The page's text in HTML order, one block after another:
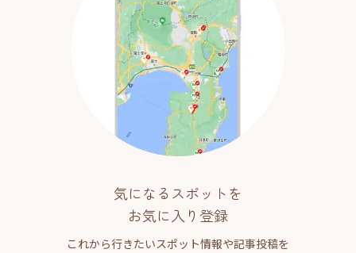
気になるスポットを
お気に入り登録
これから行きたいスポット情報や記事投稿を